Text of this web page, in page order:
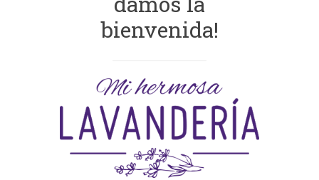
bienvenida!